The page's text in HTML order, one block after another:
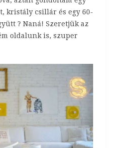
kristály csillár és egy 60-
? Naná! Szeretjük az
oldalunk is, szuper